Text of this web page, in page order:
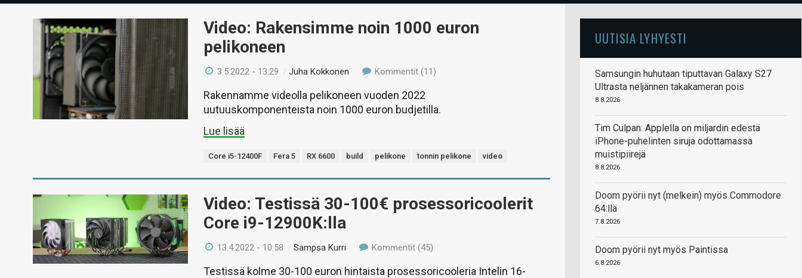
Video: Rakensimme noin 1000 euron
pelikoneen
3.5.2022 - 13:29 /Juha Kokkonen Kommentit (11)
Rakennamme videolla pelikoneen vuoden 2022
uutuuskomponenteista noin 1000 euron budjetilla.
Lue lisää
Core i5-12400F Fera 5 RX 6600 build pelikone tonnin pelikone video
Video: Testissä 30-100€ prosessoricoolerit
Core i9-12900K:lla
13.4.2022 - 10:58 /Sampsa Kurri Kommentit (45)
Testissä kolme 30-100 euron hintaista prosessoricooleria Intelin 16-
UUTISIA LYHYESTI
Samsungin huhutaan tiputtavan Galaxy S27
Ultrasta neljännen takakameran pois
8.8.2026
Tim Culpan: Applella on miljardin edestä
iPhone-puhelinten siruja odottamassa
muistipiirejä
8.8.2026
Doom pyörii nyt (melkein) myös Commodore
64:llä
7.8.2026
Doom pyörii nyt myös Paintissa
6.8.2026